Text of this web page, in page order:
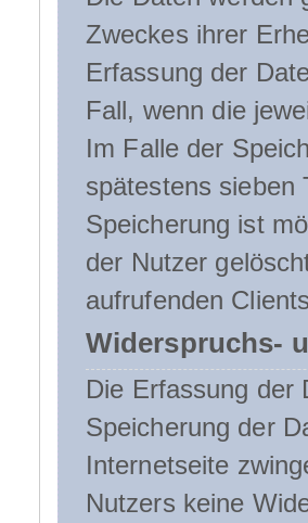
Zweckes ihrer
Erfassung der
Fall, wenn die
Im Falle der
spätestens sieben
Speicherung ist
der Nutzer
aufrufenden
Widerspruchs-
Die Erfassung der
Speicherung der
Internetseite
Nutzers keine